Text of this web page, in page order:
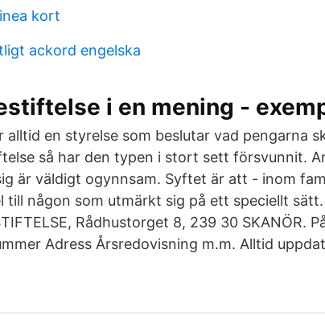
kort
ackord engelska
i en mening -
alltid en styrelse som beslutar vad pengarna
så har den typen i stort sett försvunnit.
är väldigt ogynnsam. Syftet är att - inom
till någon som utmärkt sig på ett speciellt sätt.
Rådhustorget 8, 239 30 SKANÖR.
Adress Årsredovisning m.m. Alltid